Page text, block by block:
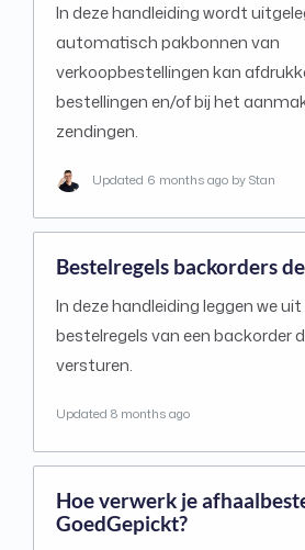
In deze handleiding wordt
automatisch pakbonnen van
verkoopbestellingen kan
bestellingen en/of bij het
zendingen.
Updated 6 months ago by Stan
Bestelregels backorders
In deze handleiding leggen we uit
bestelregels van een backorder
versturen.
Updated 8 months ago
Hoe verwerk je
GoedGepickt?